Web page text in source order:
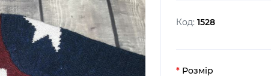
Код: 1528
Розмір